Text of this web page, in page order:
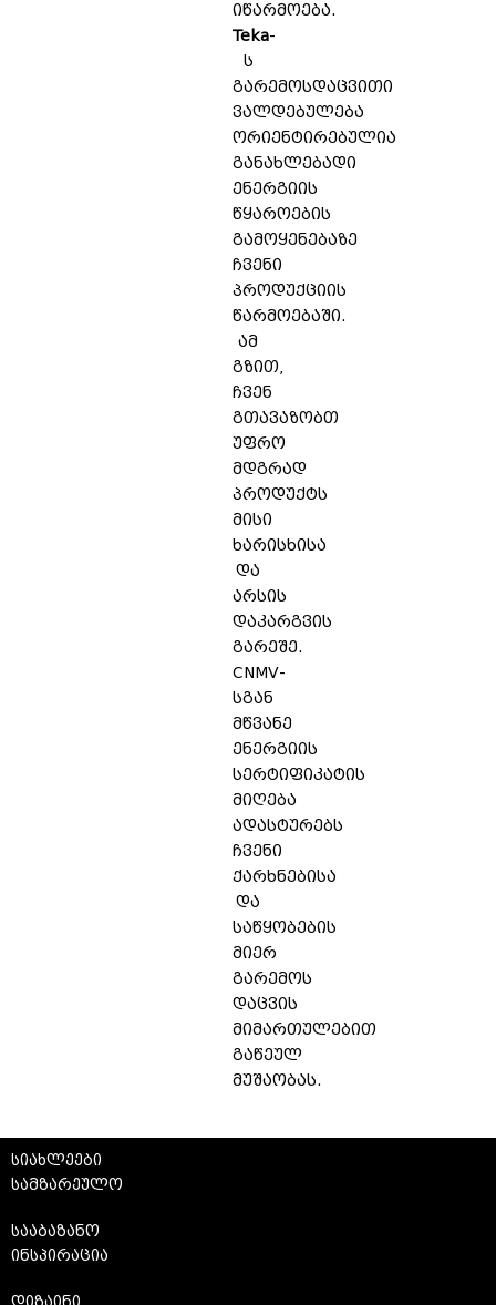
იწარმოება.
Teka-
ს
გარემოსდაცვითი
ვალდებულება
ორიენტირებულია
განახლებადი
ენერგიის
წყაროების
გამოყენებაზე
ჩვენი
პროდუქციის
წარმოებაში.
ამ
გზით,
ჩვენ
გთავაზობთ
უფრო
მდგრად
პროდუქტს
მისი
ხარისხისა
და
არსის
დაკარგვის
გარეშე.
CNMV-
სგან
მწვანე
ენერგიის
სერტიფიკატის
მიღება
ადასტურებს
ჩვენი
ქარხნებისა
და
საწყობების
მიერ
გარემოს
დაცვის
მიმართულებით
გაწეულ
მუშაობას.
სიახლეები
სამზარეულო
სააბაზანო
ინსპირაცია